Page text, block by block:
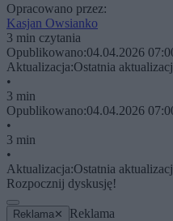
Opracowano przez:
Kasjan Owsianko
3 min czytania
Opublikowano:04.04.2026
Aktualizacja:Ostatnia
•
3 min
Opublikowano:04.04.2026
•
3 min
•
Aktualizacja:Ostatnia
Rozpocznij dyskusję!
Reklama ✕ Reklama